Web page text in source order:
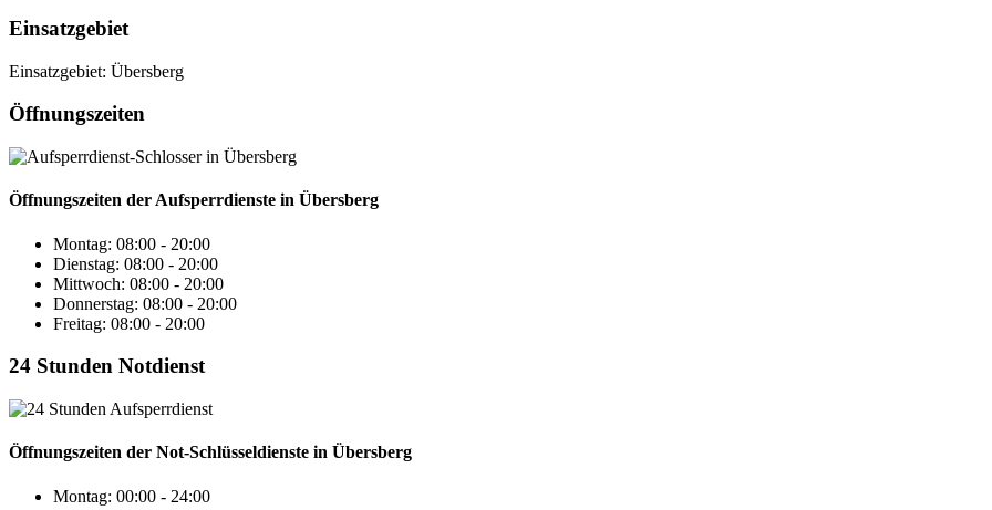
Einsatzgebiet
Einsatzgebiet: Übersberg
Öffnungszeiten
Öffnungszeiten der Aufsperrdienste in Übersberg
Montag: 08:00 - 20:00
Dienstag: 08:00 - 20:00
Mittwoch: 08:00 - 20:00
Donnerstag: 08:00 - 20:00
Freitag: 08:00 - 20:00
24 Stunden Notdienst
Öffnungszeiten der Not-Schlüsseldienste in Übersberg
Montag: 00:00 - 24:00